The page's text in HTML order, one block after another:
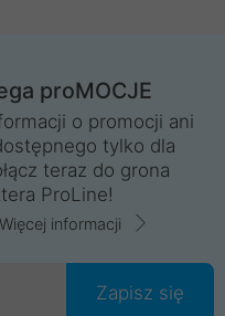
proMOCJE
o promocji ani
tylko dla
teraz do grona
ProLine!
Więcej informacji
Zapisz się